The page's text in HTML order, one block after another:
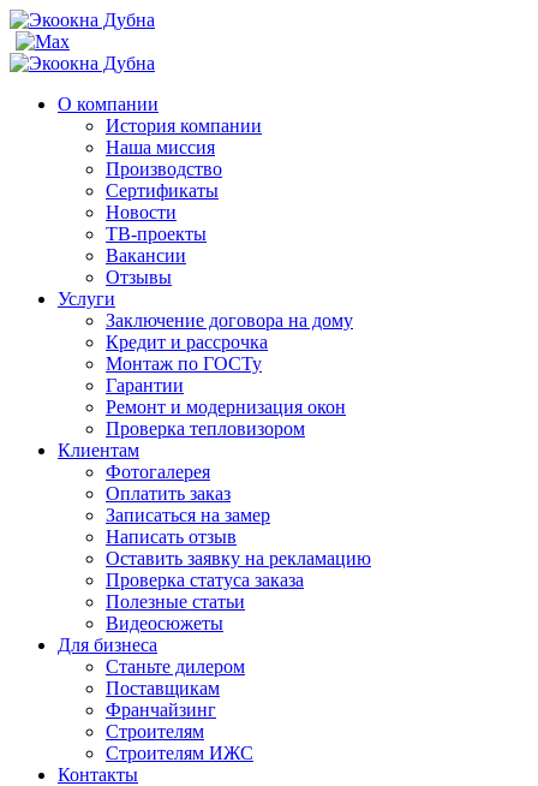
О компании
История компании
Наша миссия
Производство
Сертификаты
Новости
ТВ-проекты
Вакансии
Отзывы
Услуги
Заключение договора на дому
Кредит и рассрочка
Монтаж по ГОСТу
Гарантии
Ремонт и модернизация окон
Проверка тепловизором
Клиентам
Фотогалерея
Оплатить заказ
Записаться на замер
Написать отзыв
Оставить заявку на рекламацию
Проверка статуса заказа
Полезные статьи
Видеосюжеты
Для бизнеса
Станьте дилером
Поставщикам
Франчайзинг
Строителям
Строителям ИЖС
Контакты